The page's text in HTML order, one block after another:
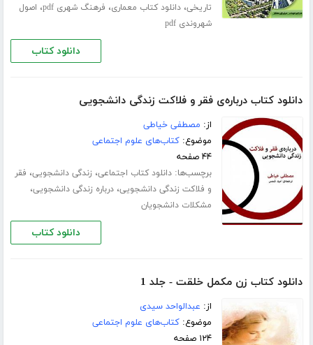
تاریخی،دانلود کتاب معماری، فرهنگ شهری pdf ، اصول
شهروندی pdf
دانلود کتاب
دانلود کتاب درباره‌ی فقر و فلاکت زندگی دانشجویی
از: مصطفی خیاطی
موضوع:کتاب‌های علوم اجتماعی
۴۴ صفحه
برچسب‌ها:دانلود کتاب اجتماعی، زندگی دانشجویی، فقر
و فلاکت زندگی دانشجویی،درباره زندگی دانشجویی،
مشکلات دانشجویان
دانلود کتاب
دانلود کتاب زن مکمل خلقت - جلد 1
از: عبدالواحد سیدی
موضوع:کتاب‌های علوم اجتماعی
۱۲۴ صفحه